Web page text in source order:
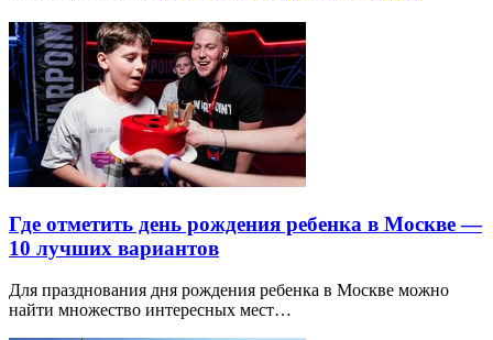
Где отметить день рождения ребенка в Москве —
10 лучших вариантов
Для празднования дня рождения ребенка в Москве можно
найти множество интересных мест…